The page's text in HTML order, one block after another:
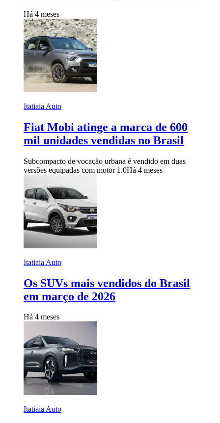
Há 4 meses
Itatiaia Auto
Fiat Mobi atinge a marca de 600
mil unidades vendidas no Brasil
Subcompacto de vocação urbana é vendido em duas
versões equipadas com motor 1.0Há 4 meses
Itatiaia Auto
Os SUVs mais vendidos do Brasil
em março de 2026
Há 4 meses
Itatiaia Auto